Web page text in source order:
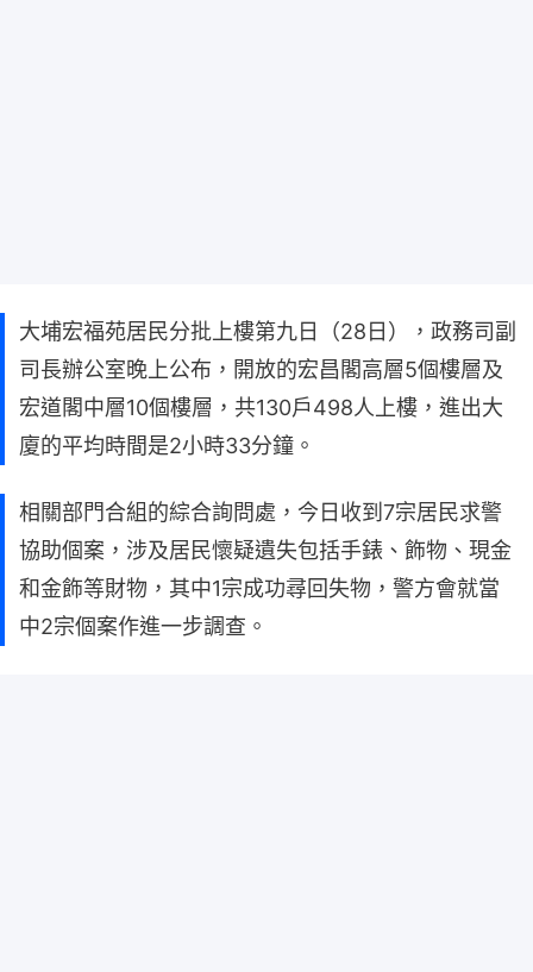
大埔宏福苑居民分批上樓第九日（28日），政務司副
司長辦公室晚上公布，開放的宏昌閣高層5個樓層及
宏道閣中層10個樓層，共130戶498人上樓，進出大
廈的平均時間是2小時33分鐘。
相關部門合組的綜合詢問處，今日收到7宗居民求警
協助個案，涉及居民懷疑遺失包括手錶、飾物、現金
和金飾等財物，其中1宗成功尋回失物，警方會就當
中2宗個案作進一步調查。